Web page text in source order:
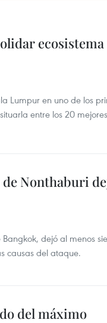
ecosistema
Lumpur en uno de los
entre los 20 mejores
Nonthaburi
dejó al menos
causas del ataque.
del máximo